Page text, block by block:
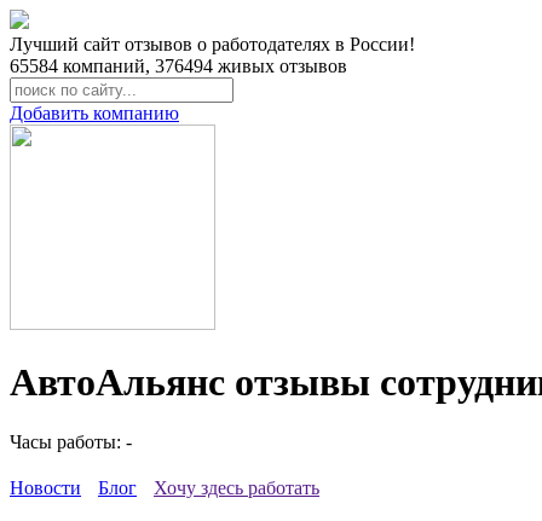
Лучший сайт отзывов о работодателях в России!
65584 компаний, 376494 живых отзывов
Добавить компанию
АвтоАльянс отзывы
Часы работы: -
Новости Блог Хочу здесь работать